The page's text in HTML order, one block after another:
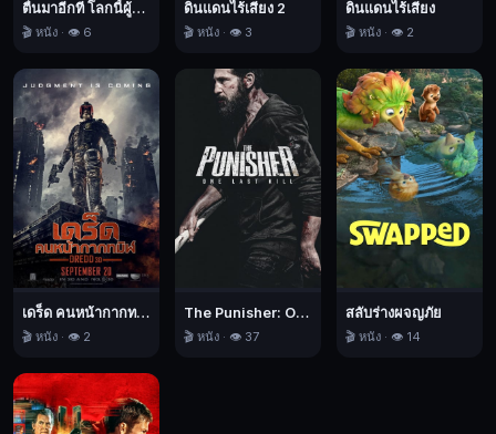
ต่าง
และ
สังหาร
มุ่ง
มั่น
The
Phoenician
Scheme,
แผน
ร้าย,
ตลก,
ตื่นมาอีกที โลกนี้ผู้หญิงใหญ่
🎬 หนัง · 👁️ 6
ดินแดนไร้เสียง 2
🎬 หนัง · 👁️ 3
ดินแดนไร้เสียง
🎬 หนัง · 👁️ 2
เดร็ด คนหน้ากากทมิฬ
🎬 หนัง · 👁️ 2
The Punisher: One Last Kill เดอะ พันนิชเชอร์: ฆ่าทิ้งทวน
🎬 หนัง · 👁️ 37
สลับร่างผจญภัย
🎬 หนัง · 👁️ 14